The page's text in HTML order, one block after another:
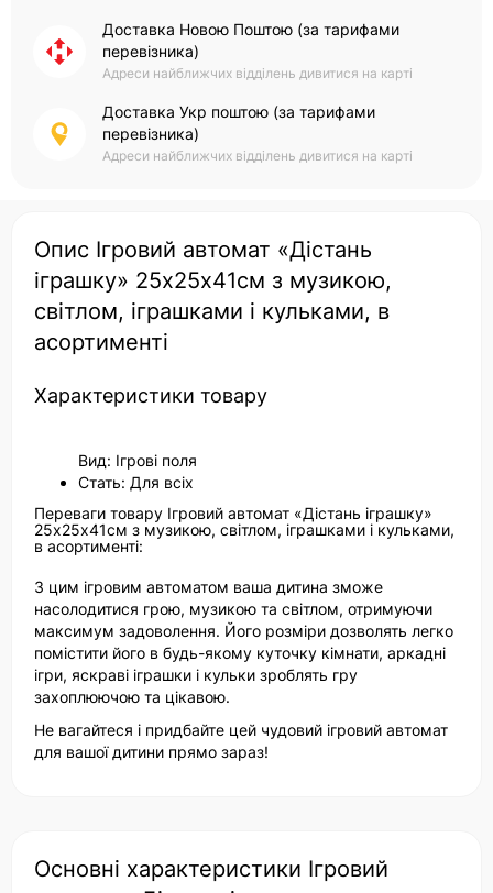
Доставка Новою Поштою (за тарифами
перевізника)
Адреси найближчих відділень дивитися на карті
Доставка Укр поштою (за тарифами
перевізника)
Адреси найближчих відділень дивитися на карті
Опис Ігровий автомат «Дістань
іграшку» 25х25х41см з музикою,
світлом, іграшками і кульками, в
асортименті
Характеристики товару
Вид: Ігрові поля
Стать: Для всіх
Переваги товару Ігровий автомат «Дістань іграшку»
25х25х41см з музикою, світлом, іграшками і кульками,
в асортименті:
З цим ігровим автоматом ваша дитина зможе
насолодитися грою, музикою та світлом, отримуючи
максимум задоволення. Його розміри дозволять легко
помістити його в будь-якому куточку кімнати, аркадні
ігри, яскраві іграшки і кульки зроблять гру
захоплюючою та цікавою.
Не вагайтеся і придбайте цей чудовий ігровий автомат
для вашої дитини прямо зараз!
Основні характеристики Ігровий